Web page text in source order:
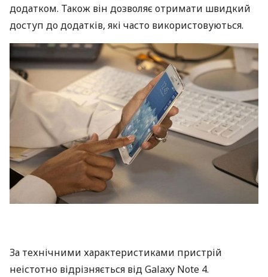
додатком. Також він дозволяє отримати швидкий
доступ до додатків, які часто використовуються.
За технічними характеристиками пристрій
неістотно відрізняється від Galaxy Note 4.